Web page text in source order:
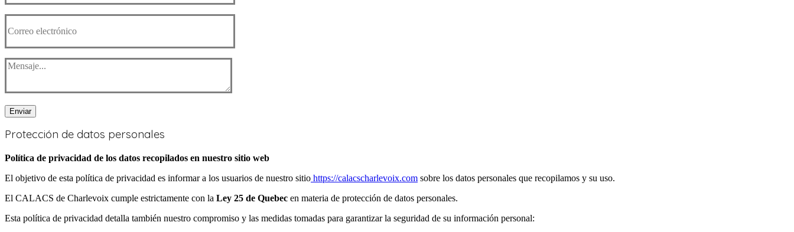
Enviar
Protección de datos personales
Política de privacidad de los datos recopilados en nuestro sitio web
El objetivo de esta política de privacidad es informar a los usuarios de nuestro sitio https://calacscharlevoix.com sobre los datos personales que recopilamos y su uso.
El CALACS de Charlevoix cumple estrictamente con la Ley 25 de Quebec en materia de protección de datos personales.
Esta política de privacidad detalla también nuestro compromiso y las medidas tomadas para garantizar la seguridad de su información personal: